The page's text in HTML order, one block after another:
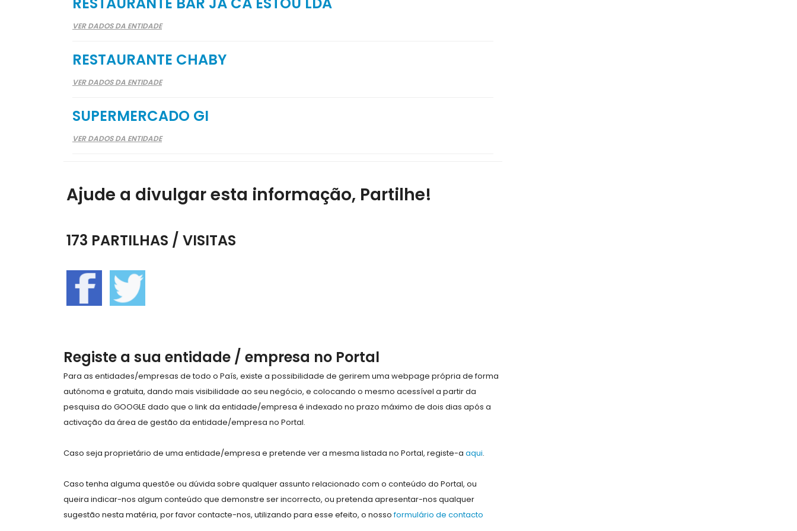
VER DADOS DA ENTIDADE
RESTAURANTE CHABY
VER DADOS DA ENTIDADE
SUPERMERCADO GI
VER DADOS DA ENTIDADE
Ajude a divulgar esta informação, Partilhe!
173 PARTILHAS / VISITAS
Registe a sua entidade / empresa no Portal
Para as entidades/empresas de todo o País, existe a possibilidade de gerirem uma webpage própria de forma
autónoma e gratuita, dando mais visibilidade ao seu negócio, e colocando o mesmo acessível a partir da
pesquisa do GOOGLE dado que o link da entidade/empresa é indexado no prazo máximo de dois dias após a
activação da área de gestão da entidade/empresa no Portal.
Caso seja proprietário de uma entidade/empresa e pretende ver a mesma listada no Portal, registe-a aqui.
Caso tenha alguma questõe ou dúvida sobre qualquer assunto relacionado com o conteúdo do Portal, ou
queira indicar-nos algum conteúdo que demonstre ser incorrecto, ou pretenda apresentar-nos qualquer
sugestão nesta matéria, por favor contacte-nos, utilizando para esse efeito, o nossoformulário de contacto